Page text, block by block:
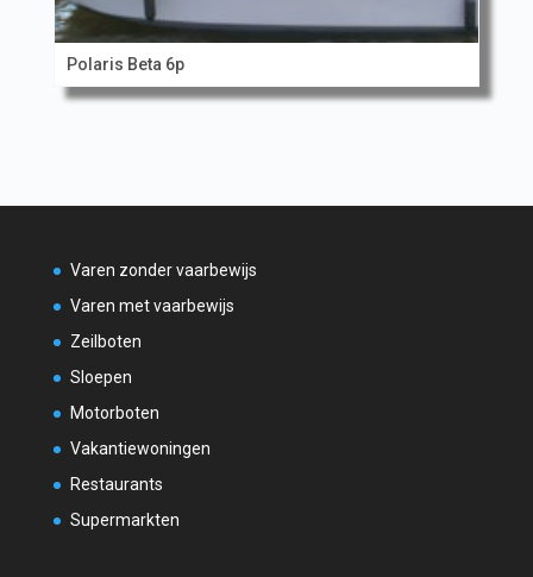
Polaris Beta 6p
Varen zonder vaarbewijs
Varen met vaarbewijs
Zeilboten
Sloepen
Motorboten
Vakantiewoningen
Restaurants
Supermarkten